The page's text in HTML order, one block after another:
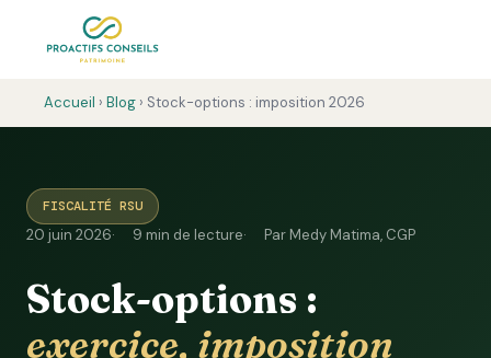
Accueil › Blog › Stock-options : imposition 2026
FISCALITÉ RSU
20 juin 2026 9 min de lecture Par Medy Matima, CGP
Stock-options :
exercice, imposition